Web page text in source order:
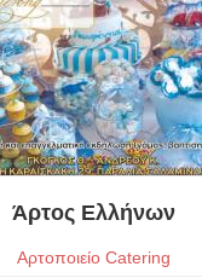
Άρτος Ελλήνων
Αρτοποιείο Catering